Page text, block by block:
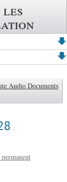
les
Audio Documents